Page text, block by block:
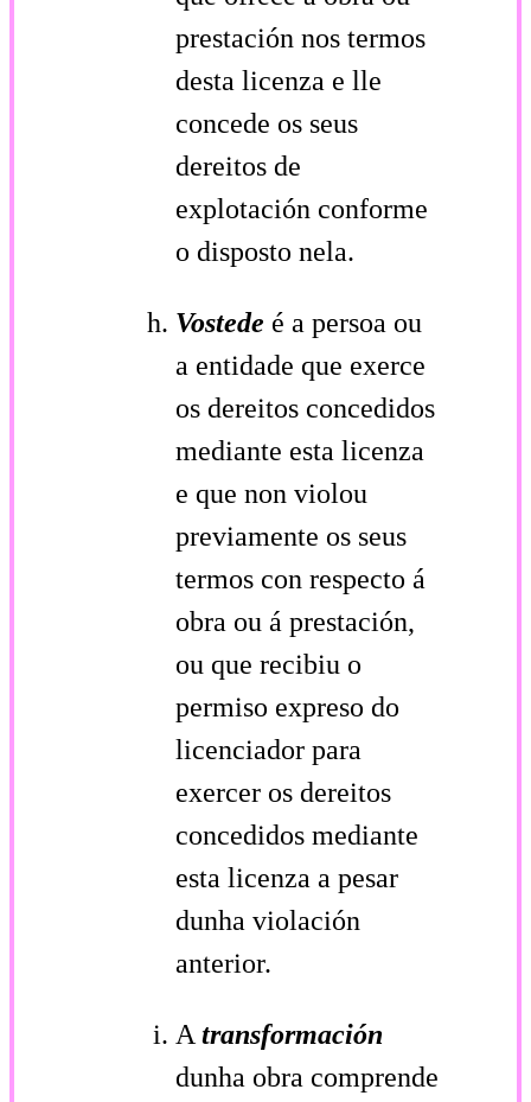
prestación nos termos
desta licenza e lle
concede os seus
dereitos de
explotación conforme
o disposto nela.
Vostede é a persoa ou
a entidade que exerce
os dereitos concedidos
mediante esta licenza
e que non violou
previamente os seus
termos con respecto á
obra ou á prestación,
ou que recibiu o
permiso expreso do
licenciador para
exercer os dereitos
concedidos mediante
esta licenza a pesar
dunha violación
anterior.
A transformación
dunha obra comprende